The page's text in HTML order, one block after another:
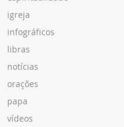
igreja
infográficos
libras
notícias
orações
papa
vídeos